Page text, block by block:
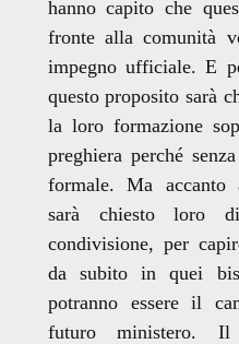
hanno capito che
fronte alla comunità
impegno ufficiale. E
questo proposito sarà
la loro formazione
preghiera perché
formale. Ma accanto
sarà chiesto loro
condivisione, per
da subito in quei
potranno essere il
futuro ministero.